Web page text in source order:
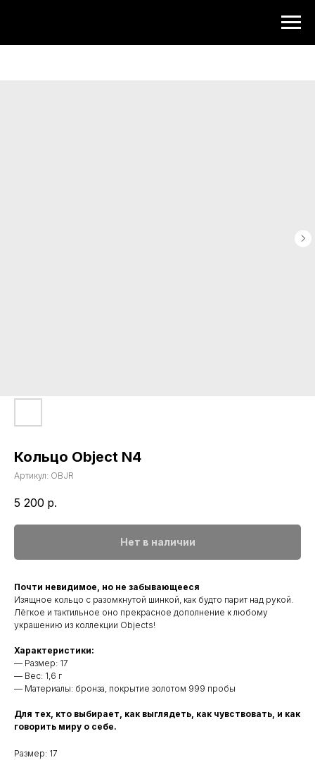
Кольцо Object N4
Артикул: OBJR
5 200 р.
Нет в наличии
Почти невидимое, но не забывающееся
Изящное кольцо с разомкнутой шинкой, как будто парит над рукой.
Лёгкое и тактильное оно прекрасное дополнение к любому
украшению из коллекции Objects!
Характеристики:
— Размер: 17
— Вес: 1,6 г
— Материалы: бронза, покрытие золотом 999 пробы
Для тех, кто выбирает, как выглядеть, как чувствовать, и как
говорить миру о себе.
Размер: 17